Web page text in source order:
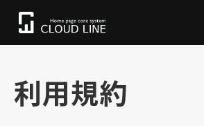
利用規約